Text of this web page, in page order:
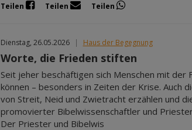
Teilen Teilen Teilen
Dienstag, 26.05.2026 | Haus der Begegnung
Worte, die Frieden stiften
Seit jeher beschäftigen sich Menschen mit der
können – besonders in Zeiten der Krise. Auch
von Streit, Neid und Zwietracht erzählen und
promovierter Bibelwissenschaftler und
Der Priester und Bibelwis